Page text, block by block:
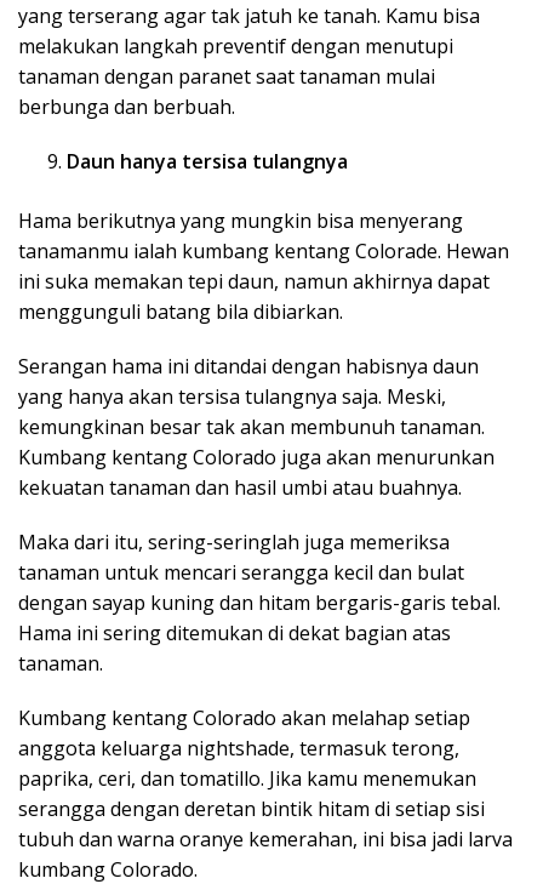
yang terserang agar tak jatuh ke tanah. Kamu bisa
melakukan langkah preventif dengan menutupi
tanaman dengan paranet saat tanaman mulai
berbunga dan berbuah.
Daun hanya tersisa tulangnya
Hama berikutnya yang mungkin bisa menyerang
tanamanmu ialah kumbang kentang Colorade. Hewan
ini suka memakan tepi daun, namun akhirnya dapat
menggunguli batang bila dibiarkan.
Serangan hama ini ditandai dengan habisnya daun
yang hanya akan tersisa tulangnya saja. Meski,
kemungkinan besar tak akan membunuh tanaman.
Kumbang kentang Colorado juga akan menurunkan
kekuatan tanaman dan hasil umbi atau buahnya.
Maka dari itu, sering-seringlah juga memeriksa
tanaman untuk mencari serangga kecil dan bulat
dengan sayap kuning dan hitam bergaris-garis tebal.
Hama ini sering ditemukan di dekat bagian atas
tanaman.
Kumbang kentang Colorado akan melahap setiap
anggota keluarga nightshade, termasuk terong,
paprika, ceri, dan tomatillo. Jika kamu menemukan
serangga dengan deretan bintik hitam di setiap sisi
tubuh dan warna oranye kemerahan, ini bisa jadi larva
kumbang Colorado.